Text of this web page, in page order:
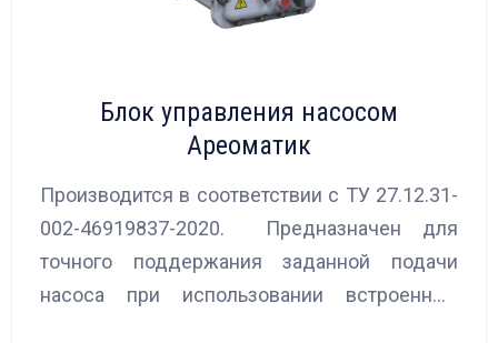
Блок управления насосом
Ареоматик
Производится в соответствии с ТУ 27.12.31-
002-46919837-2020. Предназначен для
точного поддержания заданной подачи
насоса при использовании встроенных